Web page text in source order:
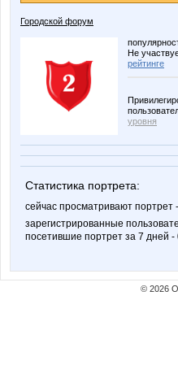
Городской форум
Не
рейтинге
уровня
Статистика портрета:
сейчас просматривают портрет
зарегистрированные
посетившие портрет за 7 дней -
© 2026